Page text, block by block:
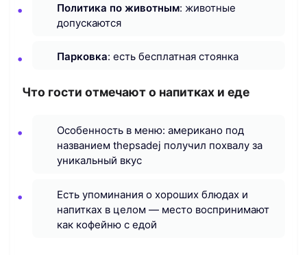
Политика по животным: животные
допускаются
Парковка: есть бесплатная стоянка
Что гости отмечают о напитках и еде
Особенность в меню: американо под
названием thepsadej получил похвалу за
уникальный вкус
Есть упоминания о хороших блюдах и
напитках в целом — место воспринимают
как кофейню с едой